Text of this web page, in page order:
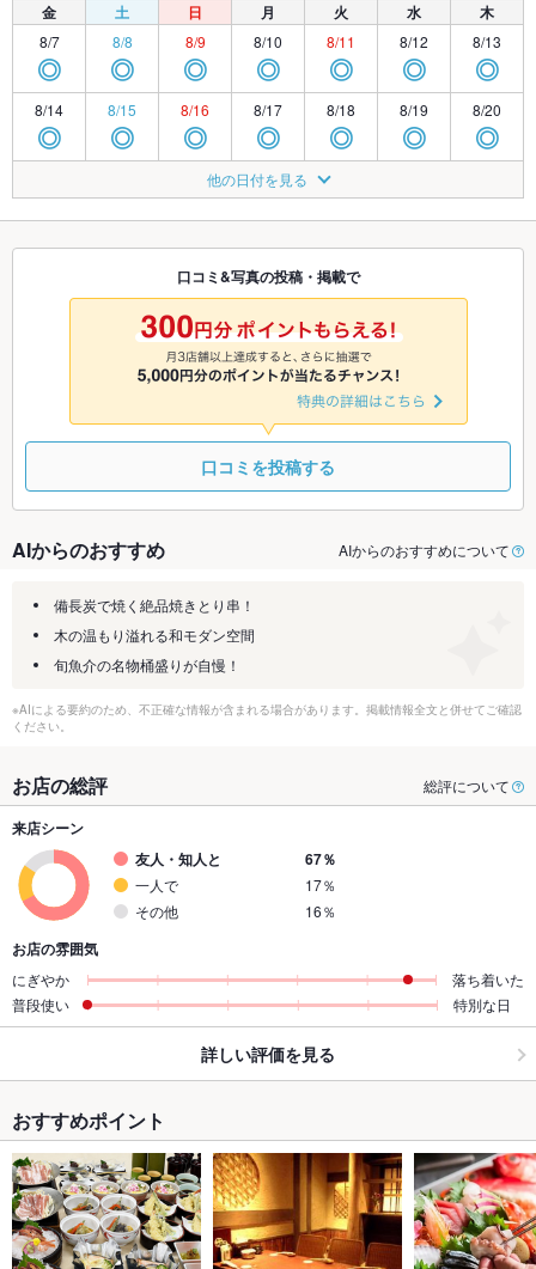
金 土 日 月 火 水 木
8/7
◎
8/8
◎
8/9
◎
8/10
◎
8/11
◎
8/12
◎
8/13
◎
8/14
◎
8/15
◎
8/16
◎
8/17
◎
8/18
◎
8/19
◎
8/20
◎
◎ ◎
8/23
◎
8/24
◎
8/25
◎ ◎ ◎
8/28 8/29 8/30
◎
8/31
◎
9/1
◎
9/2 9/3
9/6
◎ ◎ ◎ ◎
他の日付を見る
口コミ&写真の投稿・掲載で
口コミを投稿する
AIからのおすすめ AIからのおすすめについて
備長炭で焼く絶品焼きとり串！
木の温もり溢れる和モダン空間
旬魚介の名物桶盛りが自慢！
※AIによる要約のため、不正確な情報が含まれる場合があります。掲載情報全文と併せてご確認
ください。
お店の総評 総評について
来店シーン
友人・知人と
67％
一人で
17％
その他
16％
お店の雰囲気
にぎやか
落ち着いた
普段使い
特別な日
詳しい評価を見る
おすすめポイント